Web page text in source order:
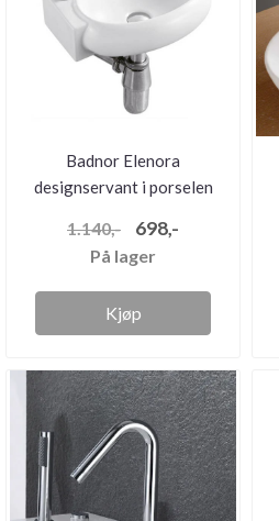
Badnor Elenora
designservant i porselen
1.140,- 698,-
På lager
Kjøp